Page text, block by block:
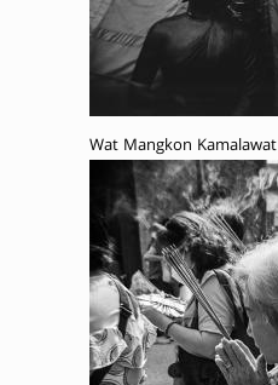
Wat Mangkon Kamalawat